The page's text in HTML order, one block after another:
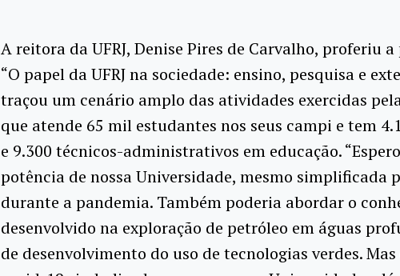
A reitora da UFRJ, Denise Pires de Carvalho, proferiu
“O papel da UFRJ na sociedade: ensino, pesquisa e
traçou um cenário amplo das atividades exercidas
que atende 65 mil estudantes nos seus campi e tem
e 9.300 técnicos-administrativos em educação.
potência de nossa Universidade, mesmo simplificada
durante a pandemia. Também poderia abordar o
desenvolvido na exploração de petróleo em águas
de desenvolvimento do uso de tecnologias verdes. Mas